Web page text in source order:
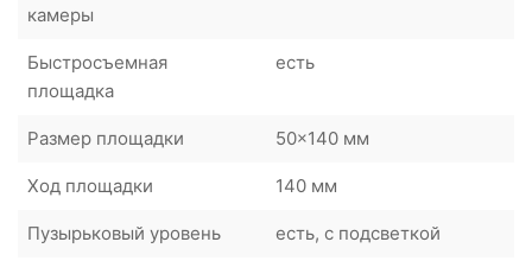
камеры
Быстросъемная
площадка
есть
Размер площадки 50×140 мм
Ход площадки 140 мм
Пузырьковый уровень есть, с подсветкой